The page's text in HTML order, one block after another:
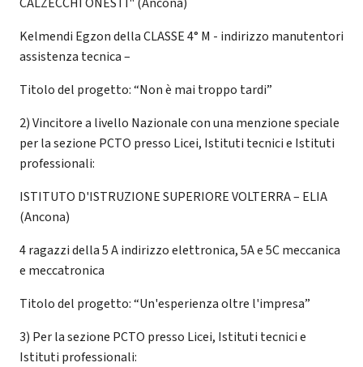
Kelmendi Egzon della CLASSE 4° M - indirizzo manutentori
assistenza tecnica –
Titolo del progetto: “Non è mai troppo tardi”
2) Vincitore a livello Nazionale con una menzione speciale
per la sezione PCTO presso Licei, Istituti tecnici e Istituti
professionali:
ISTITUTO D'ISTRUZIONE SUPERIORE VOLTERRA – ELIA
(Ancona)
4 ragazzi della 5 A indirizzo elettronica, 5A e 5C meccanica
e meccatronica
Titolo del progetto: “Un'esperienza oltre l'impresa”
3) Per la sezione PCTO presso Licei, Istituti tecnici e
Istituti professionali: